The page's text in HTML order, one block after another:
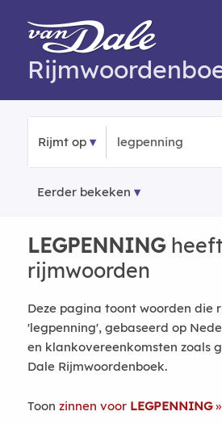
Rijmt op
Eerder bekeken
LEGPENNING
rijmwoorden
Deze pagina toont woorden die
'legpenning', gebaseerd op
en klankovereenkomsten zoals
Dale Rijmwoordenboek.
Toon zinnen voor LEGPENNING